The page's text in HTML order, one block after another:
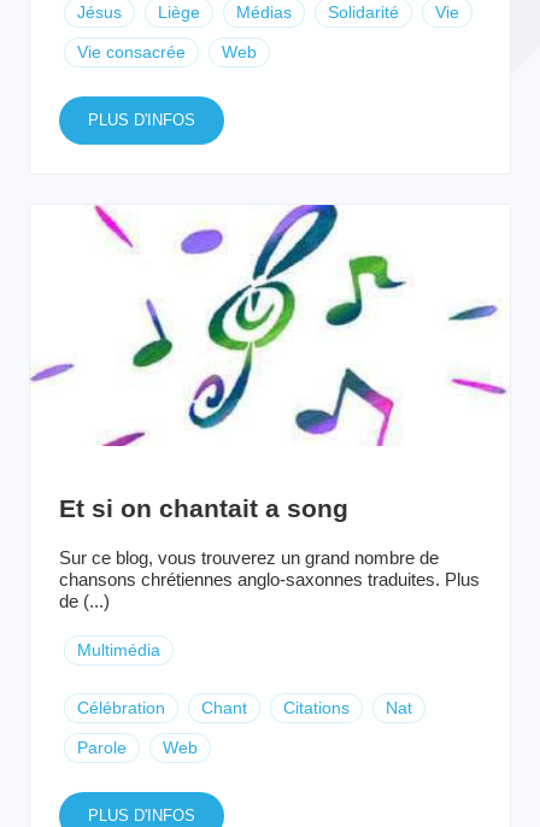
Jésus Liège Médias Solidarité Vie
Vie consacrée Web
PLUS D'INFOS
Et si on chantait a song
Sur ce blog, vous trouverez un grand nombre de
chansons chrétiennes anglo-saxonnes traduites. Plus
de (...)
Multimédia
Célébration Chant Citations Nat
Parole Web
PLUS D'INFOS